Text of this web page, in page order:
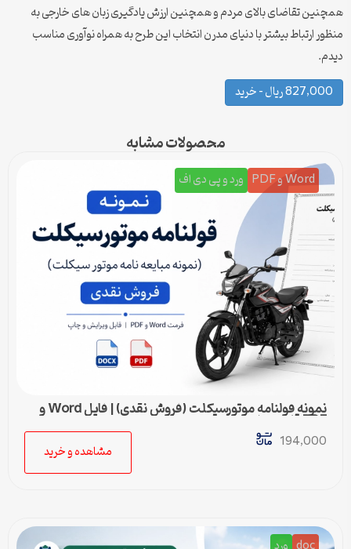
همچنین تقاضای بالای مردم و همچنین ارزش یادگیری زبان های خارجی به
منظور ارتباط بیشتر با دنیای مدرن انتخاب این طرح به همراه نوآوری مناسب
دیدم.
827,000 ریال – خرید
محصولات مشابه
Word و PDF ورد و پی دی اف
نمونه قولنامه موتورسیکلت (فروش نقدی) | فایل Word و
PDF قابل ویرایش
194,000
مشاهده و خرید